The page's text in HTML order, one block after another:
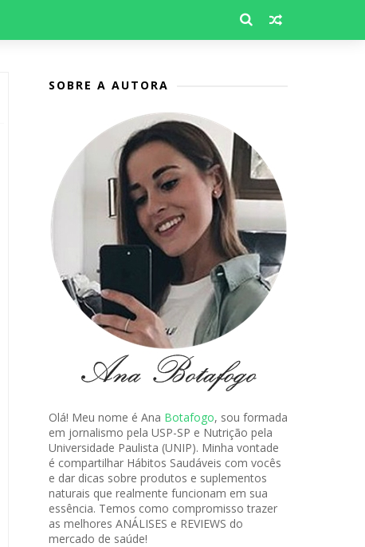
SOBRE A AUTORA
Olá! Meu nome é Ana Botafogo, sou formada
em jornalismo pela USP-SP e Nutrição pela
Universidade Paulista (UNIP). Minha vontade
é compartilhar Hábitos Saudáveis com vocês
e dar dicas sobre produtos e suplementos
naturais que realmente funcionam em sua
essência. Temos como compromisso trazer
as melhores ANÁLISES e REVIEWS do
mercado de saúde!